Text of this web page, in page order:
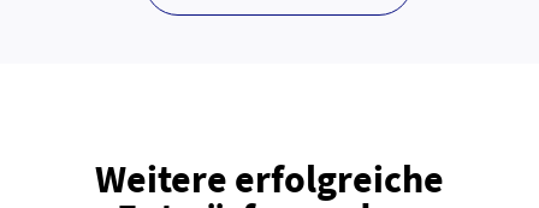
Weitere erfolgreiche